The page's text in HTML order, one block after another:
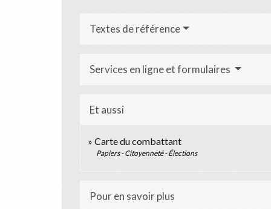
Textes de référence
Services en ligne et formulaires
Et aussi
Carte du combattant
Papiers - Citoyenneté - Élections
Pour en savoir plus